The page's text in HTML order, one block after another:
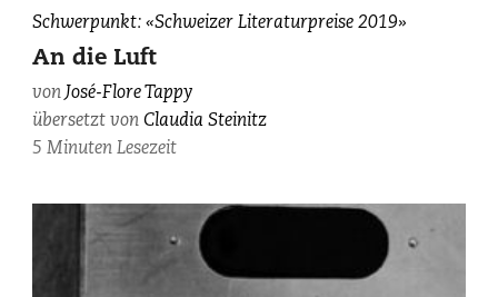
José-
Tappy,
fotografiert
von
Maurice
Schwerpunkt: «Schweizer Literaturpreise 2019»
An die Luft
vonJosé-Flore Tappy
übersetzt vonClaudia Steinitz
5 Minuten Lesezeit